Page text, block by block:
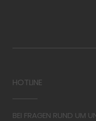
HOTLINE
BEI FRAGEN RUND UM